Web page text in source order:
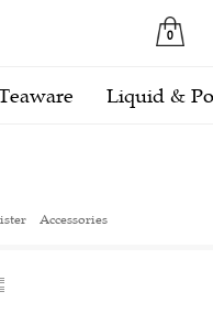
0
Liquid &
Accessories